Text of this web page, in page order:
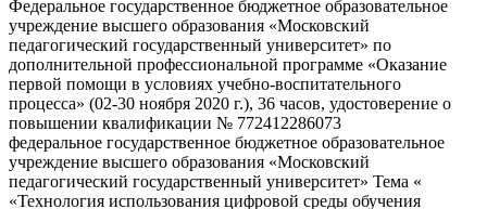
Федеральное государственное бюджетное образовательное
учреждение высшего образования «Московский
педагогический государственный университет» по
дополнительной профессиональной программе «Оказание
первой помощи в условиях учебно-воспитательного
процесса» (02-30 ноября 2020 г.), 36 часов, удостоверение о
повышении квалификации № 772412286073
федеральное государственное бюджетное образовательное
учреждение высшего образования «Московский
педагогический государственный университет» Тема «
«Технология использования цифровой среды обучения